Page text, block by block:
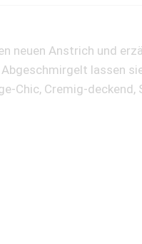
neuen Anstrich und
lassen
Chic, Cremig-